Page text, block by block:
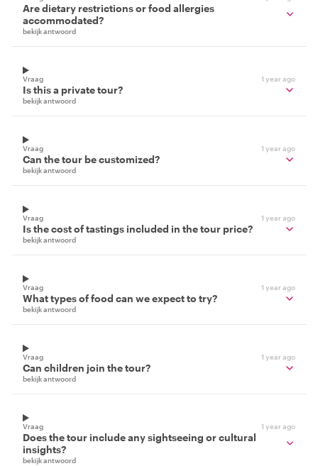
Are dietary restrictions or food allergies
accommodated?
bekijk antwoord
Vraag 1 year ago
Is this a private tour?
bekijk antwoord
Vraag 1 year ago
Can the tour be customized?
bekijk antwoord
Vraag 1 year ago
Is the cost of tastings included in the tour price?
bekijk antwoord
Vraag 1 year ago
What types of food can we expect to try?
bekijk antwoord
Vraag 1 year ago
Can children join the tour?
bekijk antwoord
Vraag 1 year ago
Does the tour include any sightseeing or cultural
insights?
bekijk antwoord